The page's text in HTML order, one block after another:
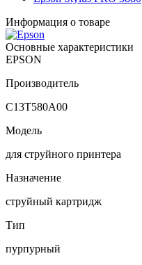
Информация о товаре
Основные характеристики
EPSON
Производитель
C13T580A00
Модель
для струйного принтера
Назначение
струйный картридж
Тип
пурпурный